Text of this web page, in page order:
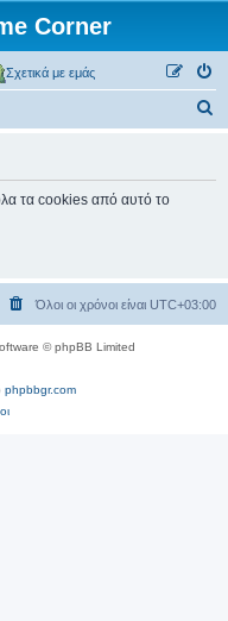
Corner
Σχετικά με εμάς
σ
τα cookies από αυτό το
Όλοι οι χρόνοι είναι UTC+03:00
© phpBB Limited
phpbbgr.com